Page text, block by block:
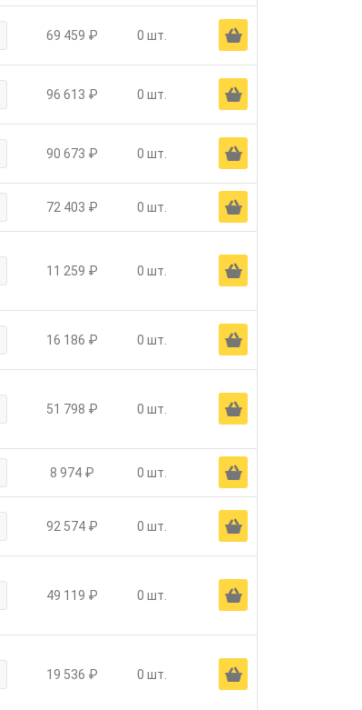
69 459 ₽ 0 шт. Ä
96 613 ₽ 0 шт. Ä
90 673 ₽ 0 шт. Ä
72 403 ₽ 0 шт. Ä
11 259 ₽ 0 шт. Ä
16 186 ₽ 0 шт. Ä
51 798 ₽ 0 шт. Ä
8 974 ₽ 0 шт. Ä
92 574 ₽ 0 шт. Ä
49 119 ₽ 0 шт. Ä
19 536 ₽ 0 шт. Ä